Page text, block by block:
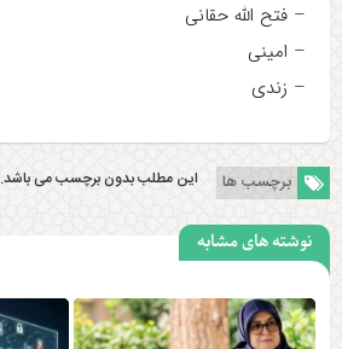
– فتح الله حقانی
– امینی
– زندی
برچسب ها این مطلب بدون برچسب می باشد.
نوشته های مشابه